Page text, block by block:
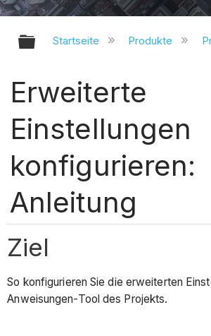
Globale Hierarchie
Startseite Produkte
Erweiterte
Einstellungen
konfigurieren:
Anleitung
Ziel
So konfigurieren Sie die erweiterten
Anweisungen-Tool des Projekts.